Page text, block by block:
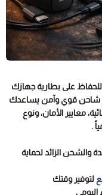
على بطارية جهازك
شاحن قوي وآمن يساعدك
معايير الأمان، ونوع
.
والشحن الزائد لحماية
لتوفير وقتك
اليومي